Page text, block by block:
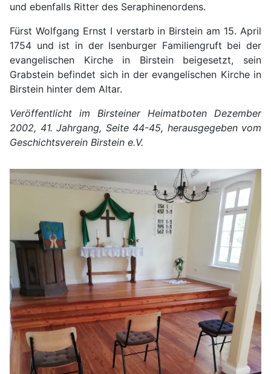
und ebenfalls Ritter des Seraphinenordens.
Fürst Wolfgang Ernst I verstarb in Birstein am 15. April
1754 und ist in der Isenburger Familiengruft bei der
evangelischen Kirche in Birstein beigesetzt, sein
Grabstein befindet sich in der evangelischen Kirche in
Birstein hinter dem Altar.
Veröffentlicht im Birsteiner Heimatboten Dezember
2002, 41. Jahrgang, Seite 44-45, herausgegeben vom
Geschichtsverein Birstein e.V.